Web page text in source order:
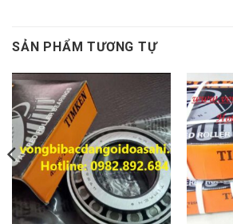
SẢN PHẨM TƯƠNG TỰ